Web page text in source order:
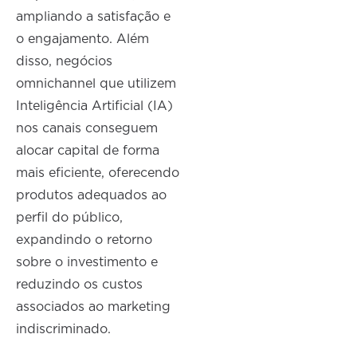
ampliando a satisfação e
o engajamento. Além
disso, negócios
omnichannel que utilizem
Inteligência Artificial (IA)
nos canais conseguem
alocar capital de forma
mais eficiente, oferecendo
produtos adequados ao
perfil do público,
expandindo o retorno
sobre o investimento e
reduzindo os custos
associados ao marketing
indiscriminado.